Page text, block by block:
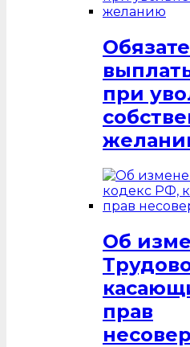
при
Об
прав